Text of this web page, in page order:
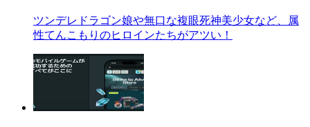
ツンデレドラゴン娘や無口な複眼死神美少女など、属
性てんこもりのヒロインたちがアツい！